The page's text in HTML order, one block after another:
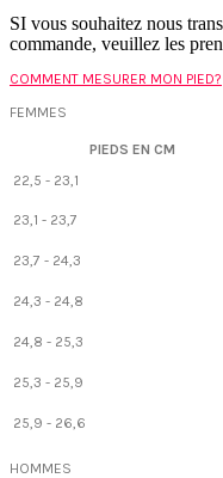
SI vous souhaitez nous
commande, veuillez les
COMMENT MESURER MON PIED?
FEMMES
PIEDS EN CM
22,5 - 23,1
23,1 - 23,7
23,7 - 24,3
24,3 - 24,8
24,8 - 25,3
25,3 - 25,9
25,9 - 26,6
HOMMES